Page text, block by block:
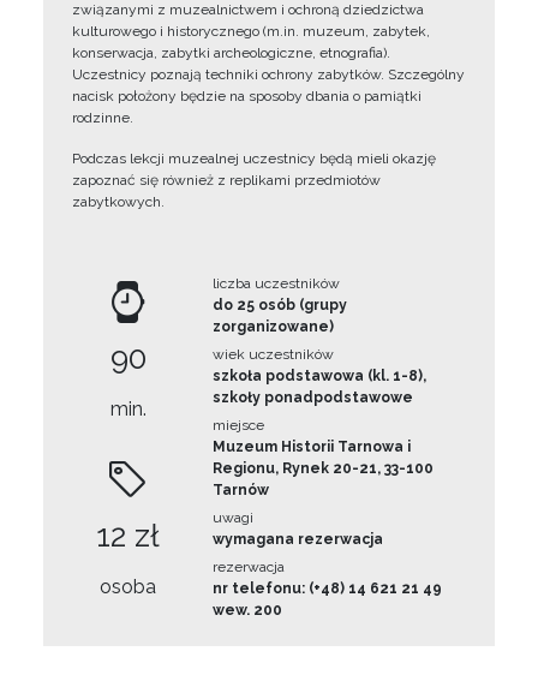
związanymi z muzealnictwem i ochroną dziedzictwa
kulturowego i historycznego (m.in. muzeum, zabytek,
konserwacja, zabytki archeologiczne, etnografia).
Uczestnicy poznają techniki ochrony zabytków. Szczególny
nacisk położony będzie na sposoby dbania o pamiątki
rodzinne.
Podczas lekcji muzealnej uczestnicy będą mieli okazję
zapoznać się również z replikami przedmiotów
zabytkowych.
90
min.
12 zł
osoba
liczba uczestników
do 25 osób (grupy
zorganizowane)
wiek uczestników
szkoła podstawowa (kl. 1-8),
szkoły ponadpodstawowe
miejsce
Muzeum Historii Tarnowa i
Regionu, Rynek 20-21, 33-100
Tarnów
uwagi
wymagana rezerwacja
rezerwacja
nr telefonu: (+48) 14 621 21 49
wew. 200